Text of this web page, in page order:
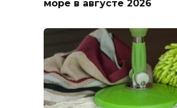
море в августе 2026